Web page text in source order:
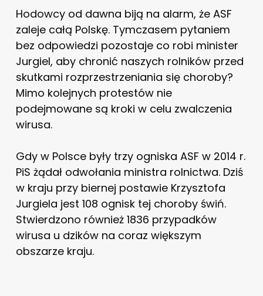
Hodowcy od dawna biją na alarm, że ASF
zaleje całą Polskę. Tymczasem pytaniem
bez odpowiedzi pozostaje co robi minister
Jurgiel, aby chronić naszych rolników przed
skutkami rozprzestrzeniania się choroby?
Mimo kolejnych protestów nie
podejmowane są kroki w celu zwalczenia
wirusa.
Gdy w Polsce były trzy ogniska ASF w 2014 r.
PiS żądał odwołania ministra rolnictwa. Dziś
w kraju przy biernej postawie Krzysztofa
Jurgiela jest 108 ognisk tej choroby świń.
Stwierdzono również 1836 przypadków
wirusa u dzików na coraz większym
obszarze kraju.